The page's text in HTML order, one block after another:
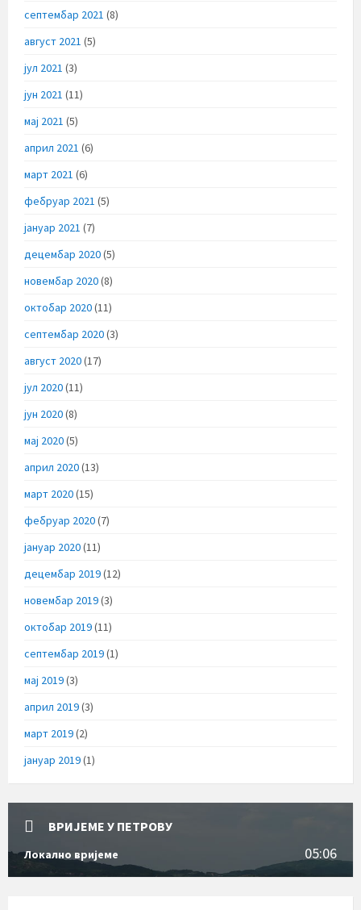
септембар 2021 (8)
август 2021 (5)
јул 2021 (3)
јун 2021 (11)
мај 2021 (5)
април 2021 (6)
март 2021 (6)
фебруар 2021 (5)
јануар 2021 (7)
децембар 2020(5)
новембар 2020(8)
октобар 2020(11)
септембар 2020(3)
август 2020(17)
јул 2020(11)
јун 2020(8)
мај 2020(5)
април 2020(13)
март 2020(15)
фебруар 2020(7)
јануар 2020(11)
децембар 2019(12)
новембар 2019(3)
октобар 2019(11)
септембар 2019(1)
мај 2019(3)
април 2019(3)
март 2019(2)
јануар 2019(1)
ВРИЈЕМЕ У ПЕТРОВУ
Локално вријеме 05:06